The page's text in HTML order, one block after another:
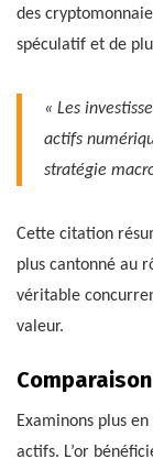
des
spéculatif et de
« Les
actifs
stratégie
Cette citation
plus cantonné au
véritable
valeur.
Examinons plus
actifs. L’or